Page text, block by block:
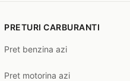
PRETURI CARBURANTI
Pret benzina azi
Pret motorina azi